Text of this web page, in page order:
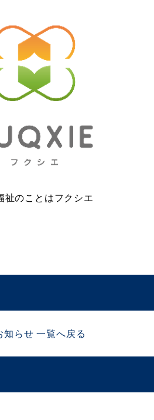
とはフクシエ
知らせ 一覧へ戻る